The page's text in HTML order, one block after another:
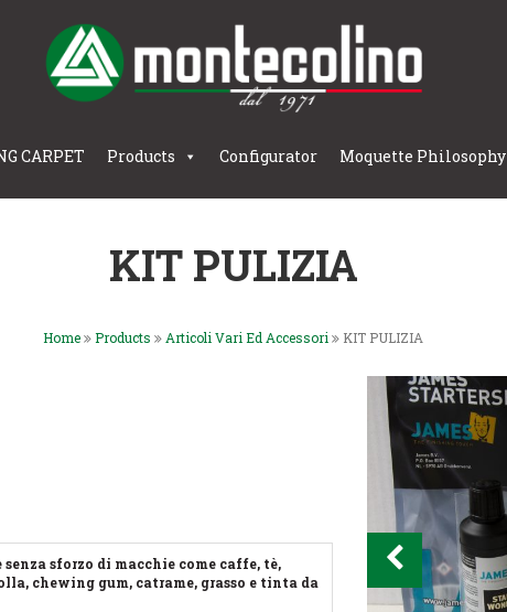
CARPET Products Configurator Moquette Philosophy
KIT PULIZIA
Home Products Articoli Vari Ed Accessori KIT PULIZIA
sforzo di macchie come caffe, tè,
chewing gum, catrame, grasso e tinta da